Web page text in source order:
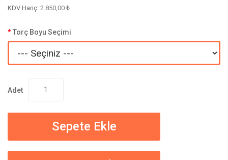
KDV Hariç: 2.850,00 ₺
Torç Boyu Seçimi
Adet
Sepete Ekle